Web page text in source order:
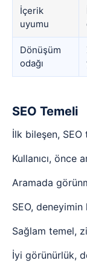
İçerik
uyumu
Dönüşüm
odağı
SEO Temeli
İlk bileşen, SEO
Kullanıcı, önce
Aramada
SEO, deneyimin
Sağlam temel,
İyi görünürlük,